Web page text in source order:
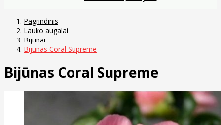
Pagrindinis
Lauko augalai
Bijūnai
Bijūnas Coral Supreme
Bijūnas Coral Supreme